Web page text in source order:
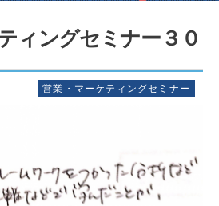
ィングセミナー３０
営業・マーケティングセミナー